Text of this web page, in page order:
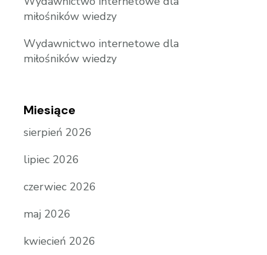
miłośników wiedzy
Wydawnictwo internetowe dla
miłośników wiedzy
Miesiące
sierpień 2026
lipiec 2026
czerwiec 2026
maj 2026
kwiecień 2026